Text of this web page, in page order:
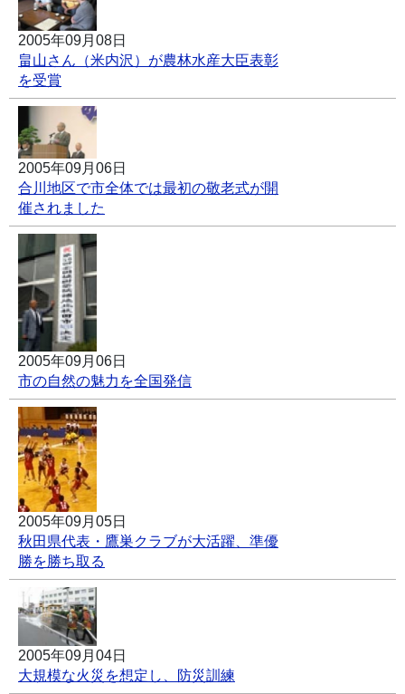
2005年09月08日
畠山さん（米内沢）が農林水産大臣表彰
を受賞
2005年09月06日
合川地区で市全体では最初の敬老式が開
催されました
2005年09月06日
市の自然の魅力を全国発信
2005年09月05日
秋田県代表・鷹巣クラブが大活躍、準優
勝を勝ち取る
2005年09月04日
大規模な火災を想定し、防災訓練